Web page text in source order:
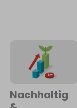
Nachhaltig